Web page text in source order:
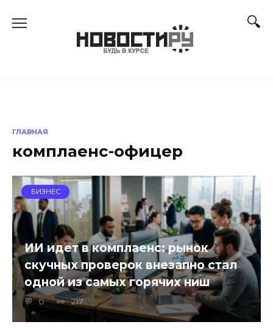
ГЛАВНАЯ
комплаенс-офицер
БИЗНЕС
ИИ идет в комплаенс: рынок
скучных проверок внезапно стал
одной из самых горячих ниш
0 217